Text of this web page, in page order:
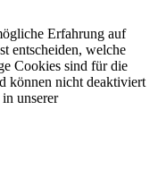
Erfahrung auf
entscheiden, welche
Cookies sind für die
können nicht deaktiviert
unserer